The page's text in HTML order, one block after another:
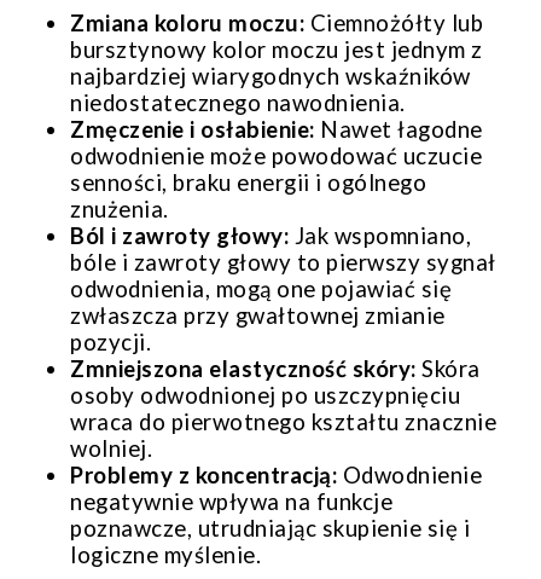
Zmiana koloru moczu: Ciemnożółty lub
bursztynowy kolor moczu jest jednym z
najbardziej wiarygodnych wskaźników
niedostatecznego nawodnienia.
Zmęczenie i osłabienie: Nawet łagodne
odwodnienie może powodować uczucie
senności, braku energii i ogólnego
znużenia.
Ból i zawroty głowy: Jak wspomniano,
bóle i zawroty głowy to pierwszy sygnał
odwodnienia, mogą one pojawiać się
zwłaszcza przy gwałtownej zmianie
pozycji.
Zmniejszona elastyczność skóry: Skóra
osoby odwodnionej po uszczypnięciu
wraca do pierwotnego kształtu znacznie
wolniej.
Problemy z koncentracją: Odwodnienie
negatywnie wpływa na funkcje
poznawcze, utrudniając skupienie się i
logiczne myślenie.